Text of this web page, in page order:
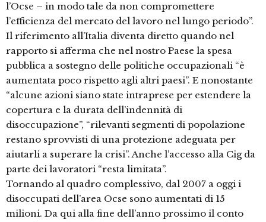
l’Ocse – in modo tale da non compromettere
l’efficienza del mercato del lavoro nel lungo periodo”.
Il riferimento all’Italia diventa diretto quando nel
rapporto si afferma che nel nostro Paese la spesa
pubblica a sostegno delle politiche occupazionali “è
aumentata poco rispetto agli altri paesi”. E nonostante
“alcune azioni siano state intraprese per estendere la
copertura e la durata dell’indennità di
disoccupazione”, “rilevanti segmenti di popolazione
restano sprovvisti di una protezione adeguata per
aiutarli a superare la crisi”. Anche l’accesso alla Cig da
parte dei lavoratori “resta limitata”.
Tornando al quadro complessivo, dal 2007 a oggi i
disoccupati dell’area Ocse sono aumentati di 15
milioni. Da qui alla fine dell’anno prossimo il conto